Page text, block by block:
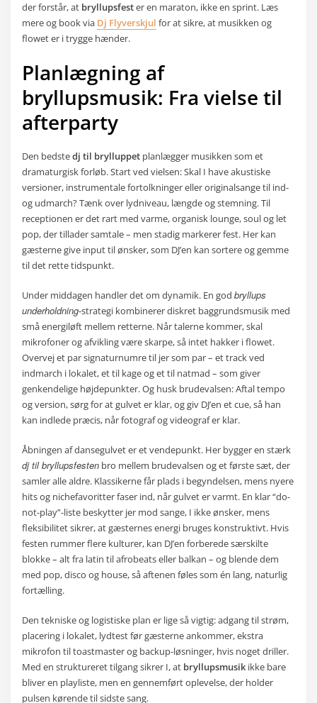
der forstår, at bryllupsfester en maraton, ikke en sprint. Læs
mere og book via Dj Flyverskjul for at sikre, at musikken og
flowet er i trygge hænder.
Planlægning af
bryllupsmusik: Fra vielse til
afterparty
Den bedstedj til brylluppet planlægger musikken som et
dramaturgisk forløb. Start ved vielsen: Skal I have akustiske
versioner, instrumentale fortolkninger eller originalsange til ind-
og udmarch? Tænk over lydniveau, længde og stemning. Til
receptionen er det rart med varme, organisk lounge, soul og let
pop, der tillader samtale – men stadig markerer fest. Her kan
gæsterne give input til ønsker, som DJ’en kan sortere og gemme
til det rette tidspunkt.
Under middagen handler det om dynamik. En godbryllups
underholdning-strategi kombinerer diskret baggrundsmusik med
små energiløft mellem retterne. Når talerne kommer, skal
mikrofoner og afvikling være skarpe, så intet hakker i flowet.
Overvej et par signaturnumre til jer som par – et track ved
indmarch i lokalet, et til kage og et til natmad – som giver
genkendelige højdepunkter. Og husk brudevalsen: Aftal tempo
og version, sørg for at gulvet er klar, og giv DJ’en et cue, så han
kan indlede præcis, når fotograf og videograf er klar.
Åbningen af dansegulvet er et vendepunkt. Her bygger en stærk
dj til bryllupsfesten bro mellem brudevalsen og et første sæt, der
samler alle aldre. Klassikerne får plads i begyndelsen, mens nyere
hits og nichefavoritter faser ind, når gulvet er varmt. En klar “do-
not-play”-liste beskytter jer mod sange, I ikke ønsker, mens
fleksibilitet sikrer, at gæsternes energi bruges konstruktivt. Hvis
festen rummer flere kulturer, kan DJ’en forberede særskilte
blokke – alt fra latin til afrobeats eller balkan – og blende dem
med pop, disco og house, så aftenen føles som én lang, naturlig
fortælling.
Den tekniske og logistiske plan er lige så vigtig: adgang til strøm,
placering i lokalet, lydtest før gæsterne ankommer, ekstra
mikrofon til toastmaster og backup-løsninger, hvis noget driller.
Med en struktureret tilgang sikrer I, at bryllupsmusik ikke bare
bliver en playliste, men en gennemført oplevelse, der holder
pulsen kørende til sidste sang.